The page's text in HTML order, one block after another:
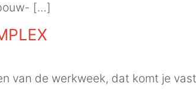
[…]
van de werkweek, dat komt je